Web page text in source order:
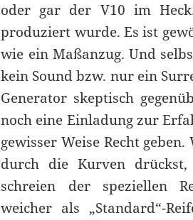
oder gar der V10 im
produziert wurde. Es ist
wie ein Maßanzug. Und
kein Sound bzw. nur ein
Generator skeptisch
noch eine Einladung zur
gewisser Weise Recht
durch die Kurven
schreien der speziellen
weicher als „Standard“-